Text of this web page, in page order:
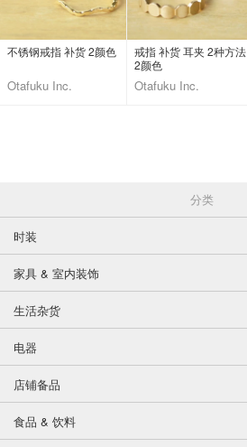
不锈钢戒指 补货 2颜色
Otafuku Inc.
戒指 补货 耳夹 2种方法
2颜色
Otafuku Inc.
分类
时装
家具 & 室内装饰
生活杂货
电器
店铺备品
食品 & 饮料